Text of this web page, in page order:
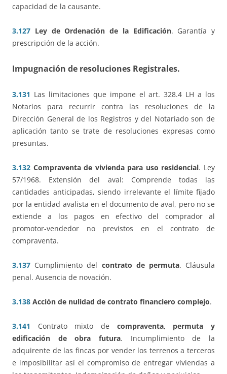
capacidad de la causante.
3.127 Ley de Ordenación de la Edificación. Garantía y
prescripción de la acción.
Impugnación de resoluciones Registrales.
3.131 Las limitaciones que impone el art. 328.4 LH a los
Notarios para recurrir contra las resoluciones de la
Dirección General de los Registros y del Notariado son de
aplicación tanto se trate de resoluciones expresas como
presuntas.
3.132 Compraventa de vivienda para uso residencial. Ley
57/1968. Extensión del aval: Comprende todas las
cantidades anticipadas, siendo irrelevante el límite fijado
por la entidad avalista en el documento de aval, pero no se
extiende a los pagos en efectivo del comprador al
promotor-vendedor no previstos en el contrato de
compraventa.
3.137 Cumplimiento del contrato de permuta. Cláusula
penal. Ausencia de novación.
3.138 Acción de nulidad de contrato financiero complejo.
3.141 Contrato mixto de compraventa, permuta y
edificación de obra futura. Incumplimiento de la
adquirente de las fincas por vender los terrenos a terceros
e imposibilitar así el compromiso de entregar viviendas a